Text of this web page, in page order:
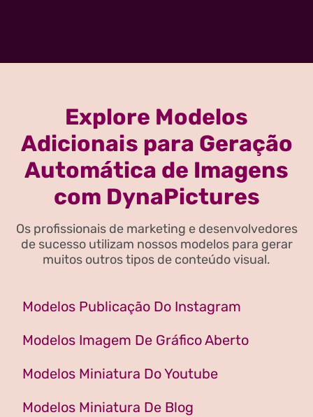
Explore Modelos
Adicionais para Geração
Automática de Imagens
com DynaPictures
Os profissionais de marketing e desenvolvedores
de sucesso utilizam nossos modelos para gerar
muitos outros tipos de conteúdo visual.
Modelos Publicação Do Instagram
Modelos Imagem De Gráfico Aberto
Modelos Miniatura Do Youtube
Modelos Miniatura De Blog